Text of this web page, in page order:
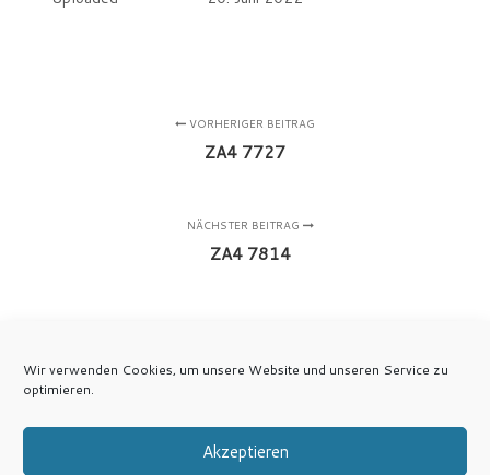
Wir verwenden Cookies, um unsere Website und unseren Service zu
optimieren.
Akzeptieren
VORHERIGER BEITRAG
ZA4 7727
NÄCHSTER BEITRAG
ZA4 7814